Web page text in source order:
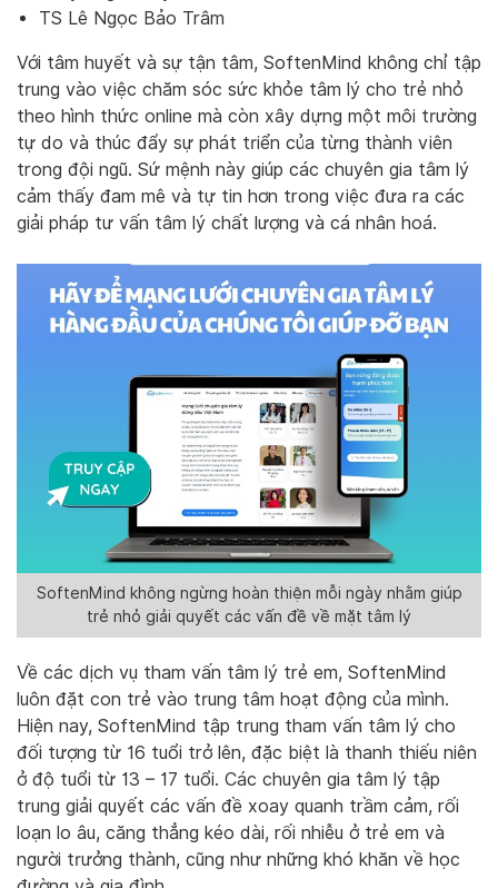
TS Lê Ngọc Bảo Trâm
Với tâm huyết và sự tận tâm, SoftenMind không chỉ tập
trung vào việc chăm sóc sức khỏe tâm lý cho trẻ nhỏ
theo hình thức online mà còn xây dựng một môi trường
tự do và thúc đẩy sự phát triển của từng thành viên
trong đội ngũ. Sứ mệnh này giúp các chuyên gia tâm lý
cảm thấy đam mê và tự tin hơn trong việc đưa ra các
giải pháp tư vấn tâm lý chất lượng và cá nhân hoá.
SoftenMind không ngừng hoàn thiện mỗi ngày nhằm giúp
trẻ nhỏ giải quyết các vấn đề về mặt tâm lý
Về các dịch vụ tham vấn tâm lý trẻ em, SoftenMind
luôn đặt con trẻ vào trung tâm hoạt động của mình.
Hiện nay, SoftenMind tập trung tham vấn tâm lý cho
đối tượng từ 16 tuổi trở lên, đặc biệt là thanh thiếu niên
ở độ tuổi từ 13 – 17 tuổi. Các chuyên gia tâm lý tập
trung giải quyết các vấn đề xoay quanh trầm cảm, rối
loạn lo âu, căng thẳng kéo dài, rối nhiễu ở trẻ em và
người trưởng thành, cũng như những khó khăn về học